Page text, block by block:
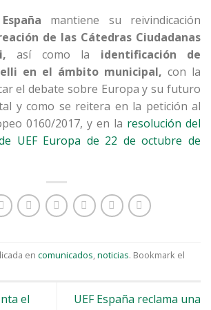
mantiene su reivindicación
de las Cátedras Ciudadanas
así como la identificación de
en el ámbito municipal, con la
el debate sobre Europa y su futuro
y como se reitera en la petición al
0160/2017, y en la resolución del
UEF Europa de 22 de octubre de
en comunicados,noticias. Bookmark el
el
UEF España reclama una